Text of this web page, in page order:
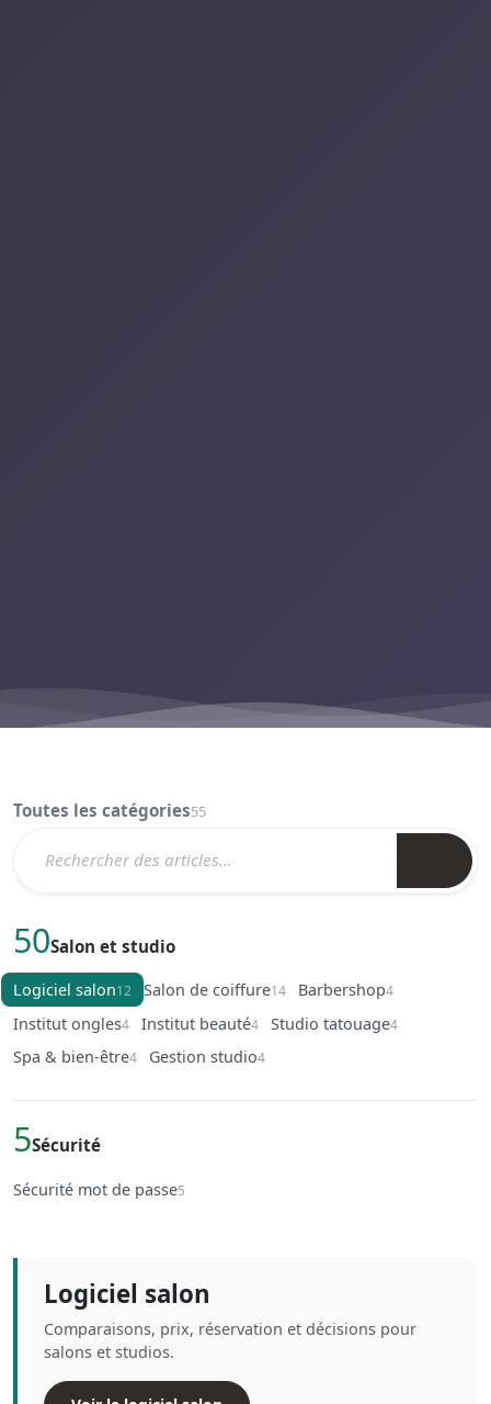
Toutes les catégories55
50Salon et studio
Logiciel salon12 Salon de coiffure14 Barbershop4
Institut ongles4 Institut beauté4 Studio tatouage4
Spa & bien-être4 Gestion studio4
5Sécurité
Sécurité mot de passe5
Logiciel salon
Comparaisons, prix, réservation et décisions pour
salons et studios.